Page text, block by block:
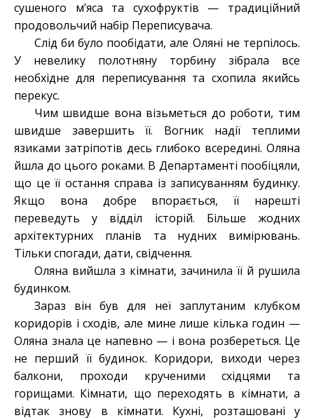
сушеного м’яса та сухофруктів — традиційний
продовольчий набір Переписувача.
Слід би було пообідати, але Оляні не терпілось.
У невелику полотняну торбину зібрала все
необхідне для переписування та схопила якийсь
перекус.
Чим швидше вона візьметься до роботи, тим
швидше завершить її. Вогник надії теплими
язиками затріпотів десь глибоко всередині. Оляна
йшла до цього роками. В Департаменті пообіцяли,
що це її остання справа із записуванням будинку.
Якщо вона добре впорається, її нарешті
переведуть у відділ історій. Більше жодних
архітектурних планів та нудних вимірювань.
Тільки спогади, дати, свідчення.
Оляна вийшла з кімнати, зачинила її й рушила
будинком.
Зараз він був для неї заплутаним клубком
коридорів і сходів, але мине лише кілька годин —
Оляна знала це напевно — і вона розбереться. Це
не перший її будинок. Коридори, виходи через
балкони, проходи крученими східцями та
горищами. Кімнати, що переходять в кімнати, а
відтак знову в кімнати. Кухні, розташовані у